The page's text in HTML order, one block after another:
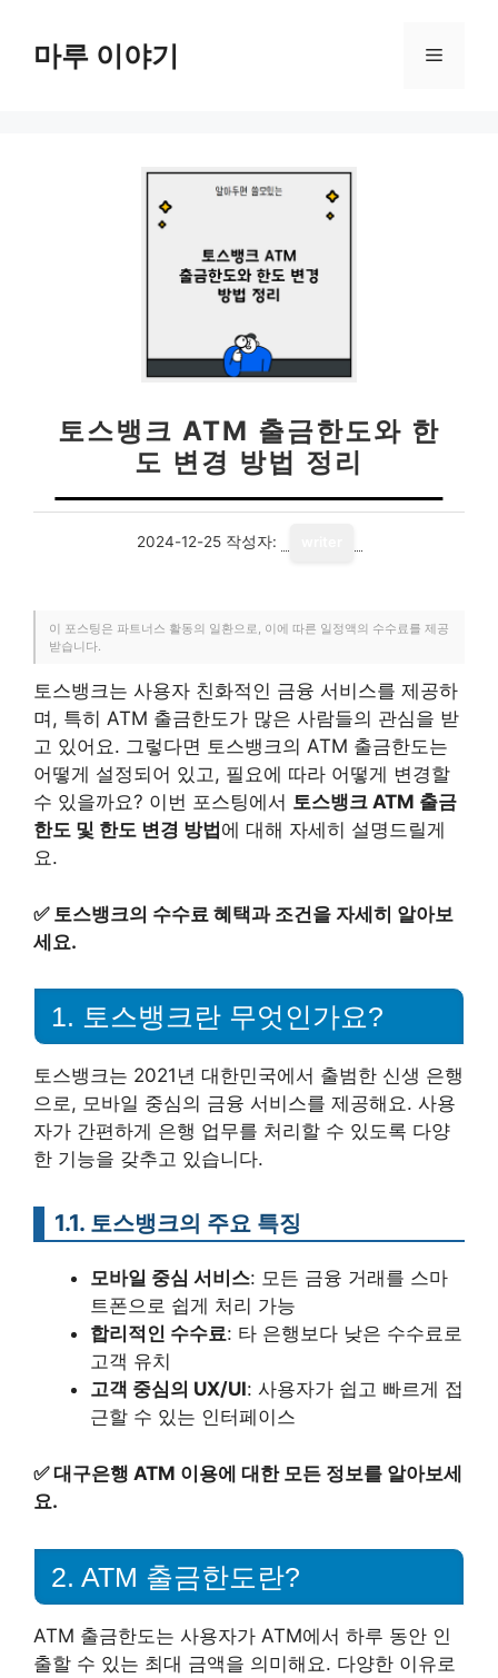
마루 이야기 메
토스뱅크 ATM 출금한도와 한
도 변경 방법 정리
2024-12-25 작성자:
이 포스팅은 파트너스 활동의 일환으로, 이에 따른 일정액의 수수료를 제공
받습니다.
토스뱅크는 사용자 친화적인 금융 서비스를 제공하
며, 특히 ATM 출금한도가 많은 사람들의 관심을 받
고 있어요. 그렇다면 토스뱅크의 ATM 출금한도는
어떻게 설정되어 있고, 필요에 따라 어떻게 변경할
수 있을까요? 이번 포스팅에서 토스뱅크 ATM 출금
한도 및 한도 변경 방법 에 대해 자세히 설명드릴게
요.
✅ 토스뱅크의 수수료 혜택과 조건을 자세히 알아보
세요.
1. 토스뱅크란 무엇인가요?
토스뱅크는 2021년 대한민국에서 출범한 신생 은행
으로, 모바일 중심의 금융 서비스를 제공해요. 사용
자가 간편하게 은행 업무를 처리할 수 있도록 다양
한 기능을 갖추고 있습니다.
1.1. 토스뱅크의 주요 특징
모바일 중심 서비스: 모든 금융 거래를 스마
트폰으로 쉽게 처리 가능
합리적인 수수료: 타 은행보다 낮은 수수료로
고객 유치
고객 중심의 UX/UI: 사용자가 쉽고 빠르게 접
근할 수 있는 인터페이스
✅대구은행 ATM 이용에 대한 모든 정보를 알아보세
요.
2. ATM 출금한도란?
ATM 출금한도는 사용자가 ATM에서 하루 동안 인
출할 수 있는 최대 금액을 의미해요. 다양한 이유로